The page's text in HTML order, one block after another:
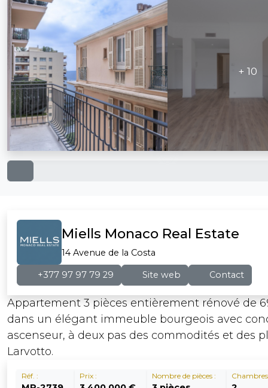
+ 10
Miells Monaco Real Estate
14 Avenue de la Costa
+377 97 97 79 29 Site web Contact
Appartement 3 pièces entièrement rénové de
dans un élégant immeuble bourgeois avec
ascenseur, à deux pas des commodités et des
Larvotto.
Réf. : Prix : Nombre de pièces :